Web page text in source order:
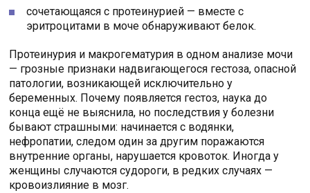
сочетающаяся с протеинурией — вместе с
эритроцитами в моче обнаруживают белок.
Протеинурия и макрогематурия в одном анализе мочи
— грозные признаки надвигающегося гестоза, опасной
патологии, возникающей исключительно у
беременных. Почему появляется гестоз, наука до
конца ещё не выяснила, но последствия у болезни
бывают страшными: начинается с водянки,
нефропатии, следом один за другим поражаются
внутренние органы, нарушается кровоток. Иногда у
женщины случаются судороги, в редких случаях —
кровоизлияние в мозг.